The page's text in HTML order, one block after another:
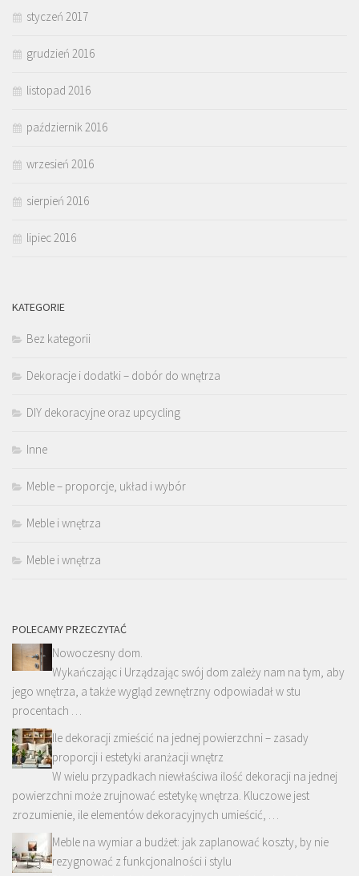
styczeń 2017
grudzień 2016
listopad 2016
październik 2016
wrzesień 2016
sierpień 2016
lipiec 2016
KATEGORIE
Bez kategorii
Dekoracje i dodatki – dobór do wnętrza
DIY dekoracyjne oraz upcycling
Inne
Meble – proporcje, układ i wybór
Meble i wnętrza
Meble i wnętrza
POLECAMY PRZECZYTAĆ
Nowoczesny dom.
Wykańczając i Urządzając swój dom zależy nam na tym, aby
jego wnętrza, a także wygląd zewnętrzny odpowiadał w stu
procentach …
Ile dekoracji zmieścić na jednej powierzchni – zasady
proporcji i estetyki aranżacji wnętrz
W wielu przypadkach niewłaściwa ilość dekoracji na jednej
powierzchni może zrujnować estetykę wnętrza. Kluczowe jest
zrozumienie, ile elementów dekoracyjnych umieścić, …
Meble na wymiar a budżet: jak zaplanować koszty, by nie
rezygnować z funkcjonalności i stylu